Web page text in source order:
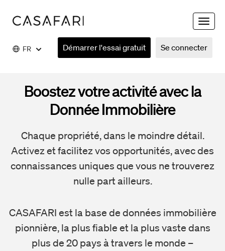
Toggle
FR Se connecter
Démarrer l'essai gratuit
Boostez votre activité avec la
Donnée Immobilière
Chaque propriété, dans le moindre détail.
Activez et facilitez vos opportunités, avec des
connaissances uniques que vous ne trouverez
nulle part ailleurs.
CASAFARI est la base de données immobilière
pionnière, la plus fiable et la plus vaste dans
plus de 20 pays à travers le monde –